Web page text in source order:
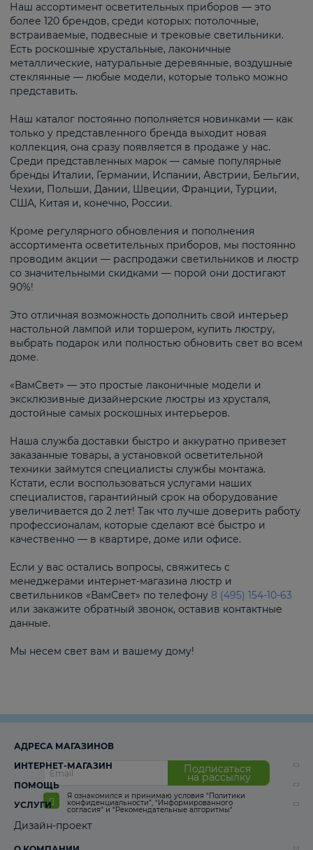
Наш ассортимент осветительных приборов — это
более 120 брендов, среди которых: потолочные,
встраиваемые, подвесные и трековые светильники.
Есть роскошные хрустальные, лаконичные
металлические, натуральные деревянные, воздушные
стеклянные — любые модели, которые только можно
представить.
Наш каталог постоянно пополняется новинками — как
только у представленного бренда выходит новая
коллекция, она сразу появляется в продаже у нас.
Среди представленных марок — самые популярные
бренды Италии, Германии, Испании, Австрии, Бельгии,
Чехии, Польши, Дании, Швеции, Франции, Турции,
США, Китая и, конечно, России.
Кроме регулярного обновления и пополнения
ассортимента осветительных приборов, мы постоянно
проводим акции — распродажи светильников и люстр
со значительными скидками — порой они достигают
90%!
Это отличная возможность дополнить свой интерьер
настольной лампой или торшером, купить люстру,
выбрать подарок или полностью обновить свет во всем
доме.
«ВамСвет» — это простые лаконичные модели и
эксклюзивные дизайнерские люстры из хрусталя,
достойные самых роскошных интерьеров.
Наша служба доставки быстро и аккуратно привезет
заказанные товары, а установкой осветительной
техники займутся специалисты службы монтажа.
Кстати, если воспользоваться услугами наших
специалистов, гарантийный срок на оборудование
увеличивается до 2 лет! Так что лучше доверить работу
профессионалам, которые сделают всё быстро и
качественно — в квартире, доме или офисе.
Если у вас остались вопросы, свяжитесь с
менеджерами интернет-магазина люстр и
светильников «ВамСвет» по телефону 8 (495) 154-10-63
или закажите обратный звонок, оставив контактные
данные.
Мы несем свет вам и вашему дому!
Подписаться
на рассылку
Я ознакомился и принимаю условия “Политики
конфиденциальности”, “Информированного
согласия“ и “Рекомендательные алгоритмы“
АДРЕСА МАГАЗИНОВ
ИНТЕРНЕТ-МАГАЗИН
ПОМОЩЬ
УСЛУГИ
Дизайн-проект